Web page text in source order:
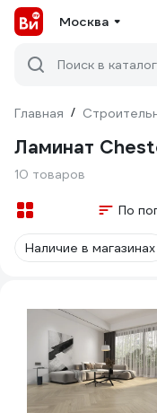
Москва
Поиск в
Главная /
Ламинат
10 товаров
По
Наличие в магазинах